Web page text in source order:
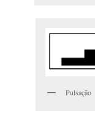
Pulsação